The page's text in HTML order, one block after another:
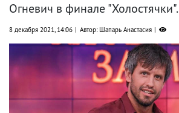
Огневич в финале "Холостячки".
8 декабря 2021, 14:06 Автор: Шапарь Анастасия